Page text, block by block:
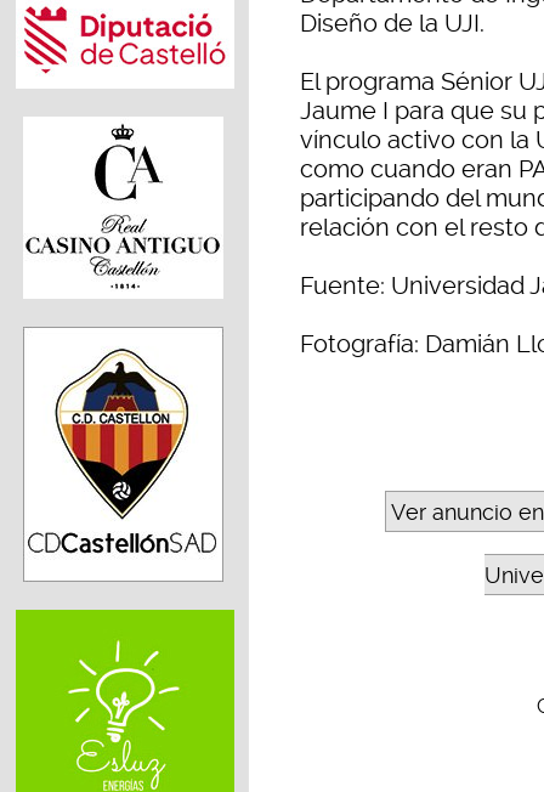
Diseño de la UJI.
El programa Sénior
Jaume I para que su
vínculo activo con la
como cuando eran
participando del
relación con el resto
Fuente: Universidad
Fotografía: Damián
Ver anuncio